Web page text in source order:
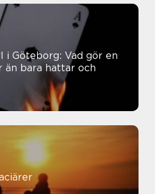
Göteborg: Vad gör en